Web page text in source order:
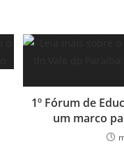
1º Fórum de
um marco